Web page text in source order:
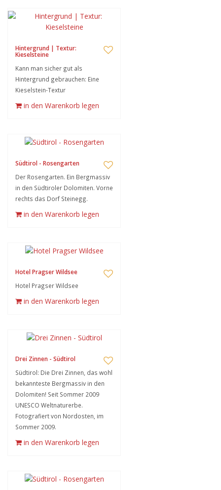
Hintergrund | Textur:
Kieselsteine
Kann man sicher gut als
Hintergrund gebrauchen: Eine
Kieselstein-Textur
in den Warenkorb legen
Südtirol - Rosengarten
Der Rosengarten. Ein Bergmassiv
in den Südtiroler Dolomiten. Vorne
rechts das Dorf Steinegg.
in den Warenkorb legen
Hotel Pragser Wildsee
Hotel Pragser Wildsee
in den Warenkorb legen
Drei Zinnen - Südtirol
Südtirol: Die Drei Zinnen, das wohl
bekannteste Bergmassiv in den
Dolomiten! Seit Sommer 2009
UNESCO Weltnaturerbe.
Fotografiert von Nordosten, im
Sommer 2009.
in den Warenkorb legen